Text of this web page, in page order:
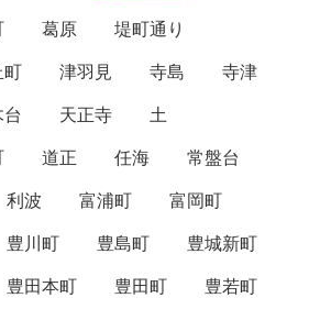
葛原
堤町通り
町 津羽見 寺島
寺津
天正寺
土
道正 任海
常盤台
利波 富浦町
富岡町
豊川町 豊島町
豊城新町
豊田本町 豊田町
豊若町